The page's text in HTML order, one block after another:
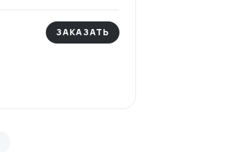
ЗАКАЗАТЬ